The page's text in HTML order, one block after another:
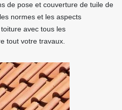
de pose et couverture de tuile de
normes et les aspects
avec tous les
tout votre travaux.